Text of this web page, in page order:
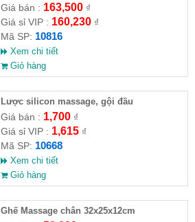
Giá bán : 163,500₫
Giá sỉ VIP : 160,230₫
Mã SP: 10816
Xem chi tiết
Giỏ hàng
Lược silicon massage, gội đầu
Giá bán : 1,700₫
Giá sỉ VIP : 1,615₫
Mã SP: 10668
Xem chi tiết
Giỏ hàng
Ghế Massage chân 32x25x12cm